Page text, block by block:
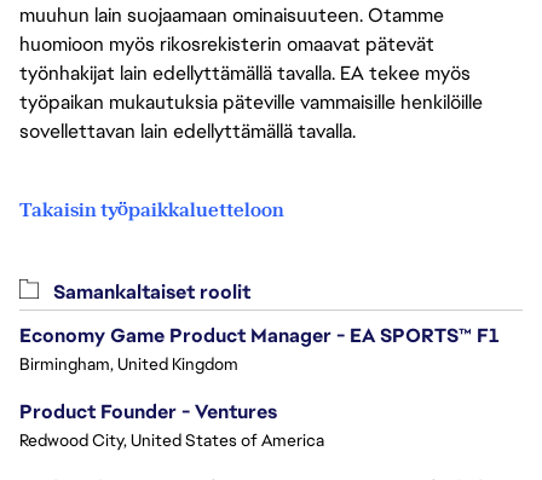
muuhun lain suojaamaan ominaisuuteen. Otamme
huomioon myös rikosrekisterin omaavat pätevät
työnhakijat lain edellyttämällä tavalla. EA tekee myös
työpaikan mukautuksia päteville vammaisille henkilöille
sovellettavan lain edellyttämällä tavalla.
Takaisin työpaikkaluetteloon
Samankaltaiset roolit
Economy Game Product Manager - EA SPORTS™ F1
Birmingham, United Kingdom
Product Founder - Ventures
Redwood City, United States of America